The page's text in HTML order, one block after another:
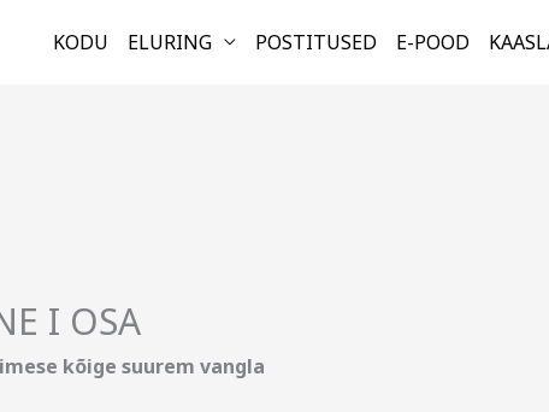
KODU ELURING POSTITUSED E-POOD
I OSA
kõige suurem vangla